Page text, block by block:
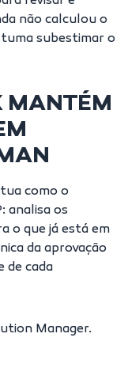
não calculou o
subestimar o
MANTÉM
como o
analisa os
o que já está em
da aprovação
de cada
Manager.